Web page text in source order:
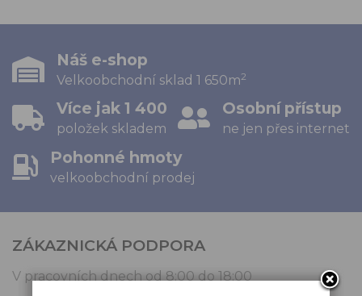
Náš e-shop
Velkoobchodní sklad 1 650m2
Více jak 1 400
položek skladem
Osobní přístup
ne jen přes internet
Pohonné hmoty
velkoobchodní prodej
ZÁKAZNICKÁ PODPORA
V pracovních dnech od 8:00 do 18:00